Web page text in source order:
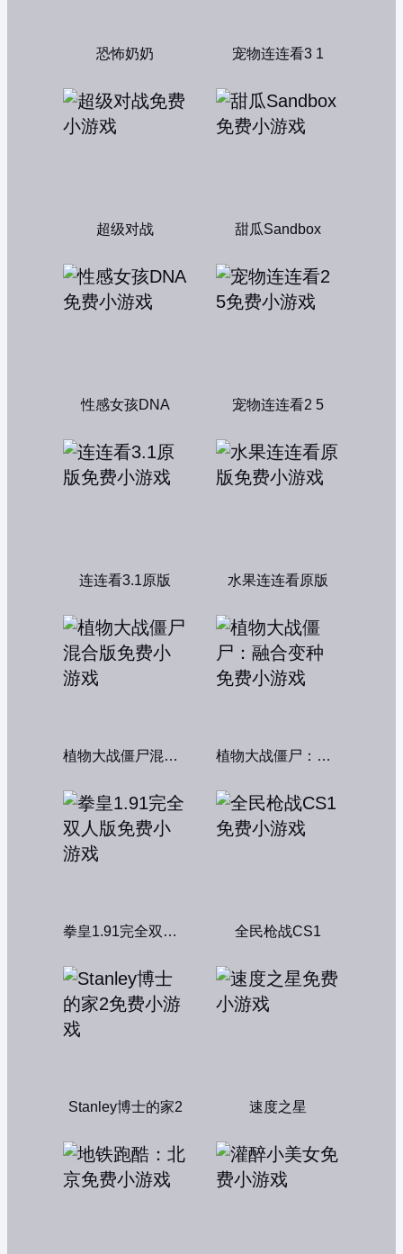
恐怖奶奶 宠物连连看3 1
超级对战 甜瓜Sandbox
性感女孩DNA 宠物连连看2 5
连连看3.1原版 水果连连看原版
植物大战僵尸混合版 植物大战僵尸：融合变种
拳皇1.91完全双人版 全民枪战CS1
Stanley博士的家2 速度之星